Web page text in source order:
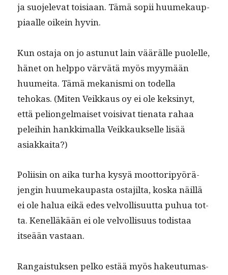
ja suo­jel­e­vat toisi­aan. Tämä sopii huumekaup­
pi­aalle oikein hyvin.
Kun osta­ja on jo astunut lain väärälle puolelle,
hänet on help­po värvätä myös myymään
huumei­ta. Tämä mekanis­mi on todel­la
tehokas. (Miten Veikkaus oy ei ole keksinyt,
että pelion­gel­maiset voisi­vat tien­ata rahaa
pelei­hin han­kki­mal­la Veikkauk­selle lisää
asiakkaita?)
Poli­isin on aika turha kysyä moot­toripyörä­
jen­gin huumekau­pas­ta osta­jil­ta, kos­ka näil­lä
ei ole halua eikä edes velvol­lisu­ut­ta puhua tot­
ta. Kenel­läkään ei ole velvol­lisu­us todis­taa
itseään vastaan.
Ran­gais­tuk­sen pelko estää myös hakeu­tu­mas­